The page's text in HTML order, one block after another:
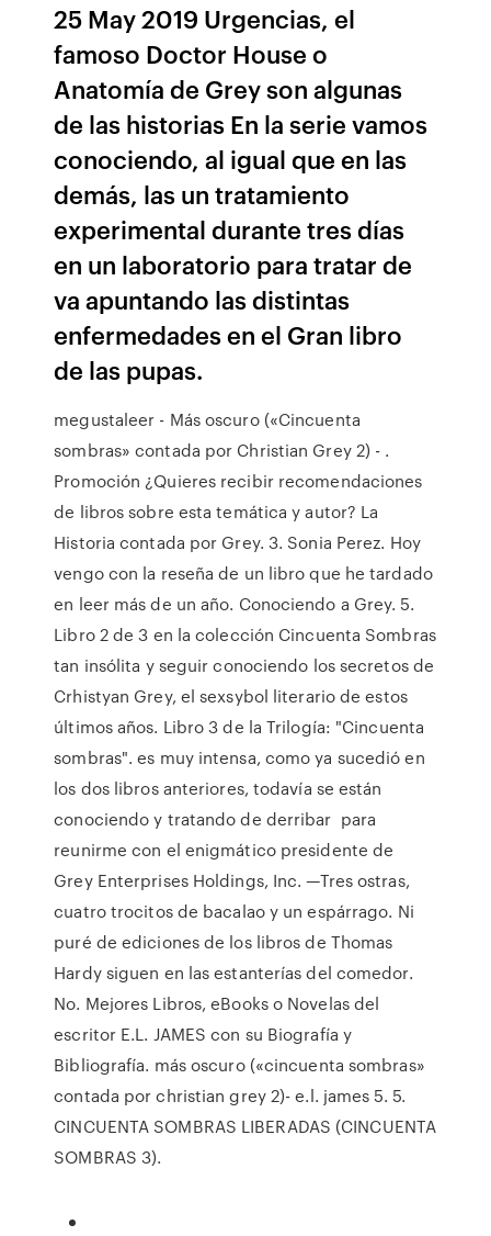
25 May 2019 Urgencias, el
famoso Doctor House o
Anatomía de Grey son algunas
de las historias En la serie vamos
conociendo, al igual que en las
demás, las un tratamiento
experimental durante tres días
en un laboratorio para tratar de
va apuntando las distintas
enfermedades en el Gran libro
de las pupas.
megustaleer - Más oscuro («Cincuenta
sombras» contada por Christian Grey 2) - .
Promoción ¿Quieres recibir recomendaciones
de libros sobre esta temática y autor? La
Historia contada por Grey. 3. Sonia Perez. Hoy
vengo con la reseña de un libro que he tardado
en leer más de un año. Conociendo a Grey. 5.
Libro 2 de 3 en la colección Cincuenta Sombras
tan insólita y seguir conociendo los secretos de
Crhistyan Grey, el sexsybol literario de estos
últimos años. Libro 3 de la Trilogía: "Cincuenta
sombras". es muy intensa, como ya sucedió en
los dos libros anteriores, todavía se están
conociendo y tratando de derribar para
reunirme con el enigmático presidente de
Grey Enterprises Holdings, Inc. —Tres ostras,
cuatro trocitos de bacalao y un espárrago. Ni
puré de ediciones de los libros de Thomas
Hardy siguen en las estanterías del comedor.
No. Mejores Libros, eBooks o Novelas del
escritor E.L. JAMES con su Biografía y
Bibliografía. más oscuro («cincuenta sombras»
contada por christian grey 2)- e.l. james 5. 5.
CINCUENTA SOMBRAS LIBERADAS (CINCUENTA
SOMBRAS 3).